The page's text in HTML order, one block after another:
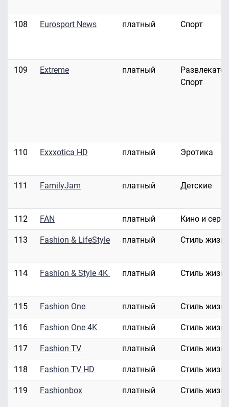
108 Eurosport News платный Спорт
109 Extreme платный
Спорт
110 Exxxotica HD платный Эротика
111 FamilyJam платный Детские
112 FAN платный Кино и
113 Fashion & LifeStyle платный Стиль жизни
114 Fashion & Style 4K платный Стиль жизни
115 Fashion One платный Стиль жизни
116 Fashion One 4K платный Стиль жизни
117 Fashion TV платный Стиль жизни
118 Fashion TV HD платный Стиль жизни
119 Fashionbox платный Стиль жизни